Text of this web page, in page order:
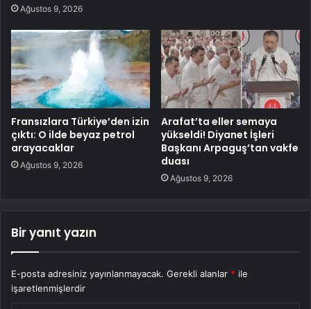
Ağustos 9, 2026
Fransızlara Türkiye’den izin
çıktı: O ilde beyaz petrol
arayacaklar
Ağustos 9, 2026
Arafat’ta eller semaya
yükseldi! Diyanet İşleri
Başkanı Arpaguş’tan vakfe
duası
Ağustos 9, 2026
Bir yanıt yazın
E-posta adresiniz yayınlanmayacak. Gerekli alanlar * ile
işaretlenmişlerdir